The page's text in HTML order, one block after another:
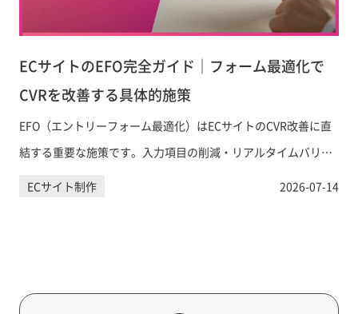
ECサイトのEFO完全ガイド｜フォーム最適化で
CVRを改善する具体的施策
EFO（エントリーフォーム最適化）はECサイトのCVR改善に直
結する重要な施策です。入力項目の削減・リアルタイムバリデ
ーション・住所自動入力など、購入フォームの離脱を防ぐ具体
ECサイト制作 2026-07-14